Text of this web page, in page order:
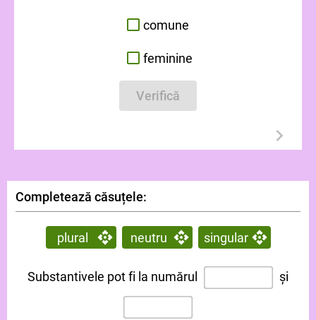
comune
feminine
Verifică
Completează căsuțele:
Substantivele pot fi la numărul și
plural neutru singular